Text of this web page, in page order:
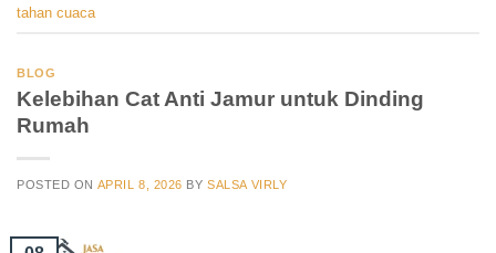
tahan cuaca
BLOG
Kelebihan Cat Anti Jamur untuk Dinding
Rumah
POSTED ON APRIL 8, 2026 BYSALSA VIRLY